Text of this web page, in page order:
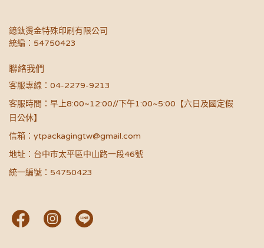
鐿鈦燙金特殊印刷有限公司
統編：54750423
聯絡我們
客服專線：04-2279-9213
客服時間：早上8:00~12:00//下午1:00~5:00【六日及國定假
日公休】
信箱：ytpackagingtw@gmail.com
地址：台中市太平區中山路一段46號
統一編號：54750423